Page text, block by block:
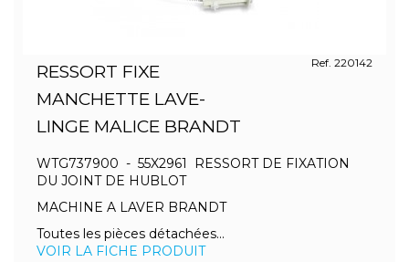
RESSORT FIXE
MANCHETTE LAVE-
LINGE MALICE BRANDT
Ref. 220142
WTG737900 - 55X2961 RESSORT DE FIXATION
DU JOINT DE HUBLOT
MACHINE A LAVER BRANDT
Toutes les pièces détachées...
VOIR LA FICHE PRODUIT